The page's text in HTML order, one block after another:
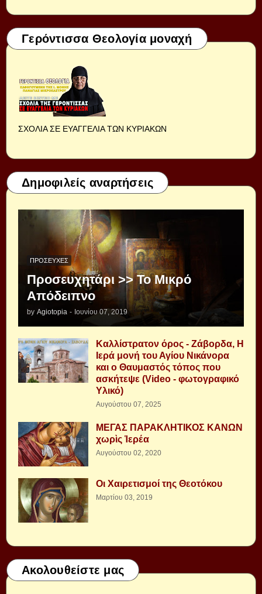
Γερόντισσα Θεολογία μοναχή
ΣΧΟΛΙΑ ΣΕ ΕΥΑΓΓΕΛΙΑ ΤΩΝ ΚΥΡΙΑΚΩΝ
Δημοφιλείς αναρτήσεις
ΠΡΟΣΕΥΧΈΣ
Προσευχητάρι >> Το Μικρό
Απόδειπνο
by Agiotopia - Ιουνίου 07, 2019
Καλλίστρατον όρος - Ζάβορδα, Η
Ιερά μονή του Αγίου Νικάνορα
και ο Θαυμαστός τόπος που
ασκήτεψε (Video - φωτογραφικό
Υλικό)
Αυγούστου 07, 2025
ΜΕΓΑΣ ΠΑΡΑΚΛΗΤΙΚΟΣ ΚΑΝΩΝ
χωρὶς Ἱερέα
Αυγούστου 02, 2020
Οι Χαιρετισμοί της Θεοτόκου
Μαρτίου 03, 2019
Ακολουθείστε μας